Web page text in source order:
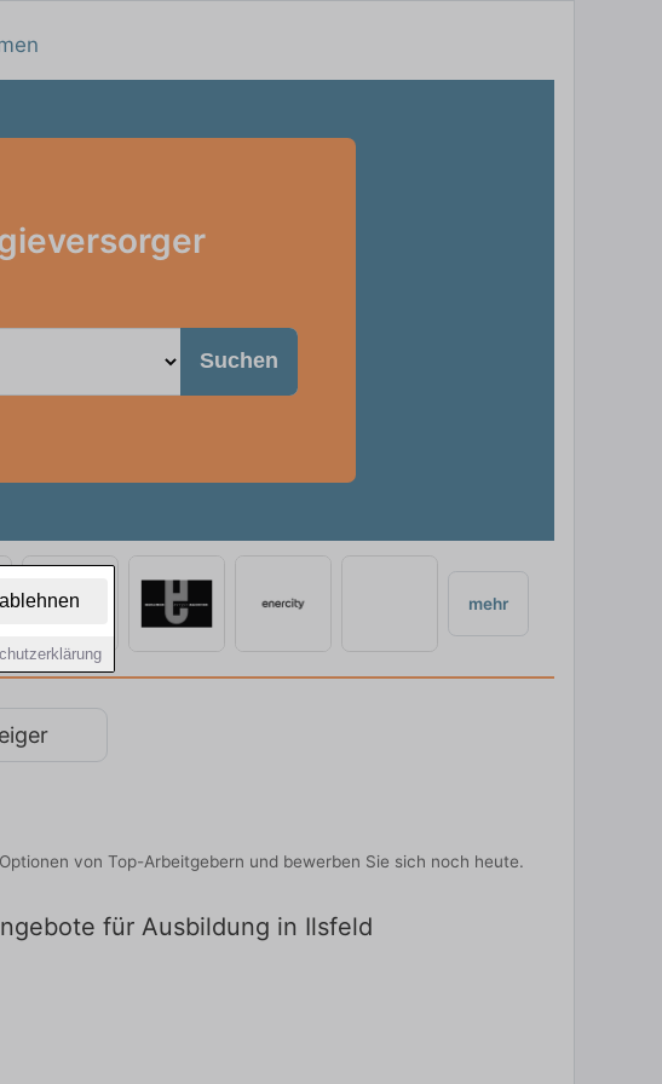
Suchen
mehr
von Top-Arbeitgebern und bewerben Sie sich noch heute.
für Ausbildung in Ilsfeld